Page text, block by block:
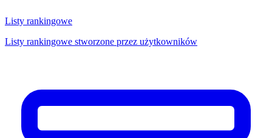
Listy rankingowe
Listy rankingowe stworzone przez użytkowników